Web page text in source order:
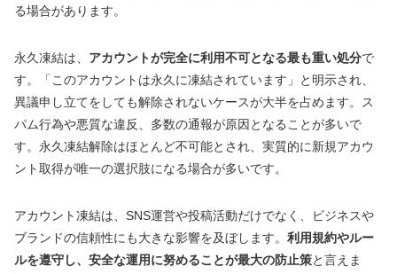
る場合があります。
永久凍結は、 アカウントが完全に利用不可となる最も重い処分で
す。「このアカウントは永久に凍結されています」と明示され、
異議申し立てをしても解除されないケースが大半を占めます。ス
パム行為や悪質な違反、多数の通報が原因となることが多いで
す。永久凍結解除はほとんど不可能とされ、実質的に新規アカウ
ント取得が唯一の選択肢になる場合が多いです。
アカウント凍結は、SNS運営や投稿活動だけでなく、ビジネスや
ブランドの信頼性にも大きな影響を及ぼします。 利用規約やルー
ルを遵守し、安全な運用に努めることが最大の防止策と言えま